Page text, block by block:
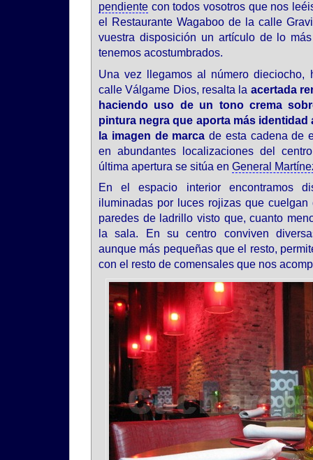
pendiente con todos vosotros que nos
el Restaurante Wagaboo de la calle
vuestra disposición un artículo de lo
tenemos acostumbrados.
Una vez llegamos al número dieciocho,
calle Válgame Dios, resalta la acertada
haciendo uso de un tono crema
pintura negra que aporta más
la imagen de marca de esta cadena de
en abundantes localizaciones del
última apertura se sitúa en General
En el espacio interior encontramos
iluminadas por luces rojizas que
paredes de ladrillo visto que, cuanto
la sala. En su centro conviven
aunque más pequeñas que el resto,
con el resto de comensales que nos